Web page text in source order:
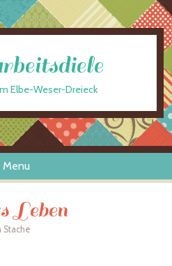
Elbe-Weser-Dreieck
Menu
Leben
Stache